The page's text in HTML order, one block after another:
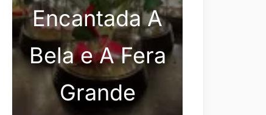
Encantada A
Bela e A Fera
Grande